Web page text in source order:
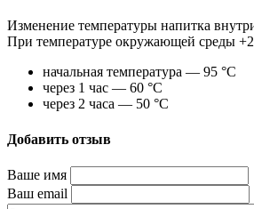
Изменение температуры напитка
При температуре окружающей среды
начальная температура — 95 °С
через 1 час — 60 °С
через 2 часа — 50 °С
Добавить отзыв
Ваше имя
Ваш email